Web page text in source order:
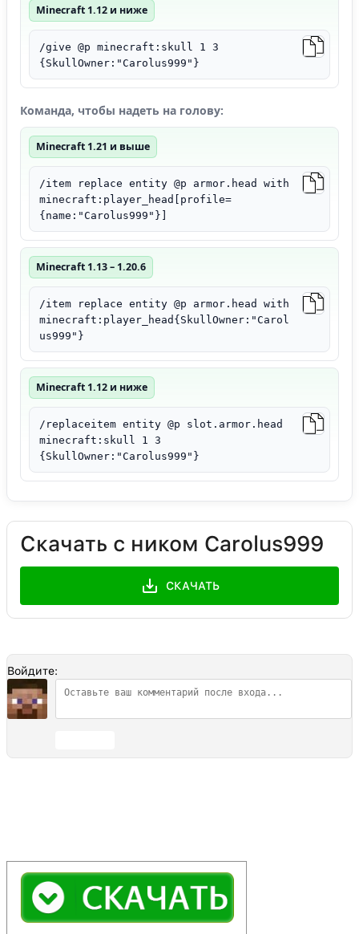
Minecraft 1.12 и ниже
/give @p minecraft:skull 1 3
{SkullOwner:"Carolus999"}
Команда, чтобы надеть на голову:
Minecraft 1.21 и выше
/item replace entity @p armor.head with
minecraft:player_head[profile=
{name:"Carolus999"}]
Minecraft 1.13 – 1.20.6
/item replace entity @p armor.head with
minecraft:player_head{SkullOwner:"Carol
us999"}
Minecraft 1.12 и ниже
/replaceitem entity @p slot.armor.head
minecraft:skull 1 3
{SkullOwner:"Carolus999"}
Скачать с ником Carolus999
СКАЧАТЬ
Войдите: